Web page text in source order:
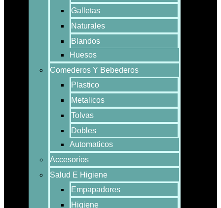
Galletas
Naturales
Blandos
Huesos
Comederos Y Bebederos
Plastico
Metalicos
Tolvas
Dobles
Automaticos
Accesorios
Salud E Higiene
Empapadores
Higiene